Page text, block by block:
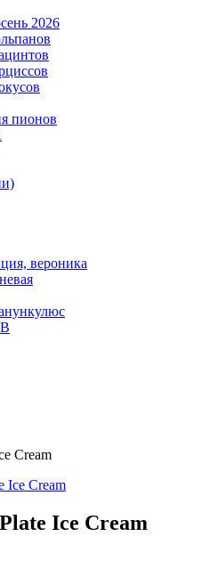
2026
пионов
вероника
Cream
Ice Cream